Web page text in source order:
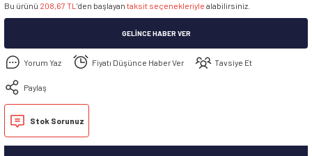
Bu ürünü 208,67 TL ’den başlayan taksit seçenekleriyle alabilirsiniz.
GELINCE HABER VER
Yorum Yaz Fiyatı Düşünce Haber Ver Tavsiye Et
Paylaş
Stok Sorunuz